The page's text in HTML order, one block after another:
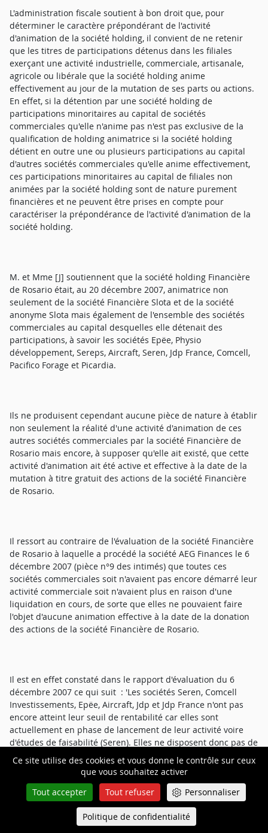
Ce site utilise des cookies et vous donne le contrôle sur ceux
que vous souhaitez activer
Tout accepter
Tout refuser Personnaliser
Politique de confidentialité
L'administration fiscale soutient à bon droit que, pour
déterminer le caractère prépondérant de l'activité
d'animation de la société holding, il convient de ne retenir
que les titres de participations détenus dans les filiales
exerçant une activité industrielle, commerciale, artisanale,
agricole ou libérale que la société holding anime
effectivement au jour de la mutation de ses parts ou actions.
En effet, si la détention par une société holding de
participations minoritaires au capital de sociétés
commerciales qu'elle n'anime pas n'est pas exclusive de la
qualification de holding animatrice si la société holding
détient en outre une ou plusieurs participations au capital
d'autres sociétés commerciales qu'elle anime effectivement,
ces participations minoritaires au capital de filiales non
animées par la société holding sont de nature purement
financières et ne peuvent être prises en compte pour
caractériser la prépondérance de l'activité d'animation de la
société holding.
M. et Mme [J] soutiennent que la société holding Financière
de Rosario était, au 20 décembre 2007, animatrice non
seulement de la société Financière Slota et de la société
anonyme Slota mais également de l'ensemble des sociétés
commerciales au capital desquelles elle détenait des
participations, à savoir les sociétés Epëe, Physio
développement, Sereps, Aircraft, Seren, Jdp France, Comcell,
Pacifico Forage et Picardia.
Ils ne produisent cependant aucune pièce de nature à établir
non seulement la réalité d'une activité d'animation de ces
autres sociétés commerciales par la société Financière de
Rosario mais encore, à supposer qu'elle ait existé, que cette
activité d'animation ait été active et effective à la date de la
mutation à titre gratuit des actions de la société Financière
de Rosario.
Il ressort au contraire de l'évaluation de la société Financière
de Rosario à laquelle a procédé la société AEG Finances le 6
décembre 2007 (pièce n°9 des intimés) que toutes ces
sociétés commerciales soit n'avaient pas encore démarré leur
activité commerciale soit n'avaient plus en raison d'une
liquidation en cours, de sorte que elles ne pouvaient faire
l'objet d'aucune animation effective à la date de la donation
des actions de la société Financière de Rosario.
Il est en effet constaté dans le rapport d'évaluation du 6
décembre 2007 ce qui suit : 'Les sociétés Seren, Comcell
Investissements, Epëe, Aircraft, Jdp et Jdp France n'ont pas
encore atteint leur seuil de rentabilité car elles sont
actuellement en phase de lancement de leur activité voire
d'études de faisabilité (Seren). Elles ne disposent donc pas de
business plan et il est impossible à ce jour d'apprécier leur
rentabilité future.
Selon les informations qui nous ont été communiquées, ces
Queue-Fair